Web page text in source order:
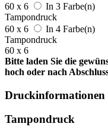
60 x 6
In 3 Farbe(n)
Tampondruck
60 x 6
In 4 Farbe(n)
Tampondruck
60 x 6
Bitte laden Sie die
hoch oder nach
Druckinformationen
Tampondruck